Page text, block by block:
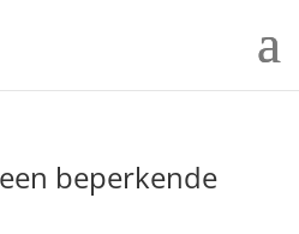
beperkende